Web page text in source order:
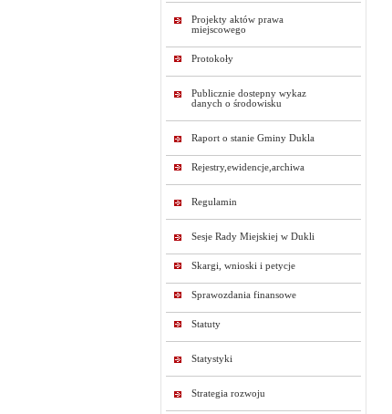
Projekty aktów prawa
miejscowego
Protokoły
Publicznie dostepny wykaz
danych o środowisku
Raport o stanie Gminy Dukla
Rejestry,ewidencje,archiwa
Regulamin
Sesje Rady Miejskiej w Dukli
Skargi, wnioski i petycje
Sprawozdania finansowe
Statuty
Statystyki
Strategia rozwoju